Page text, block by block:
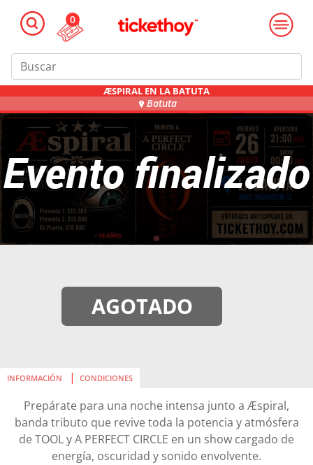
0
ÆSPIRAL EN LA BATUTA
Batuta
AGOTADO
INFORMACIÓN CONDICIONES
Prepárate para una noche intensa junto a Æspiral,
banda tributo que revive toda la potencia y atmósfera
de TOOL y A PERFECT CIRCLE en un show cargado de
energía, oscuridad y sonido envolvente.